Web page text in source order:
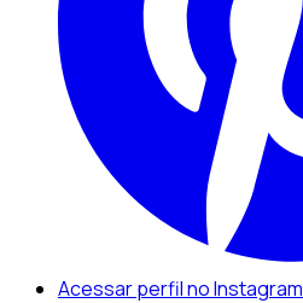
Acessar perfil no Instagram